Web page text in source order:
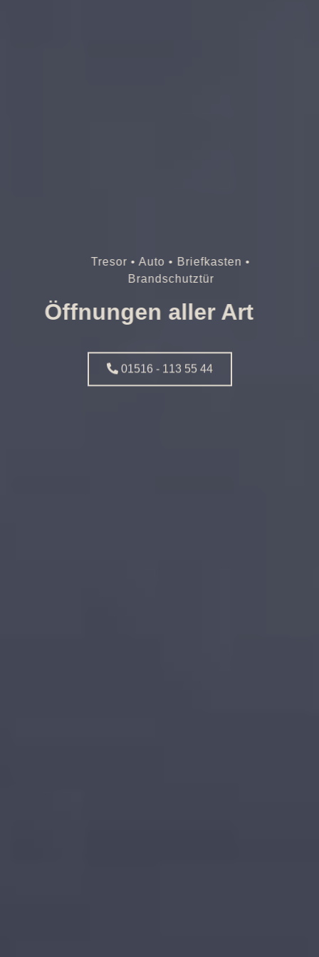
Tresor • Auto • Briefkasten •
Brandschutztür
Öffnungen aller Art
01516 - 113 55 44